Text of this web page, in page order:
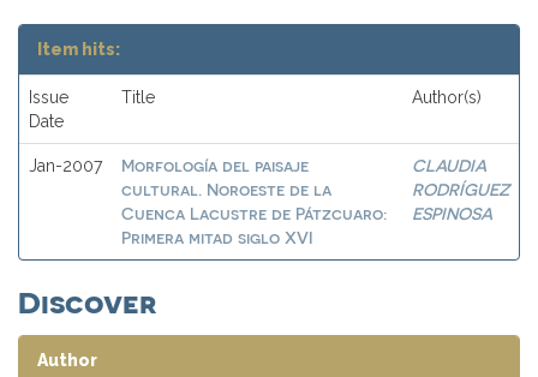
Item hits:
Issue
Date
Title Author(s)
Jan-2007
Morfología del paisaje
cultural. Noroeste de la
Cuenca Lacustre de Pátzcuaro:
Primera mitad siglo XVI
CLAUDIA
RODRÍGUEZ
ESPINOSA
Discover
Author